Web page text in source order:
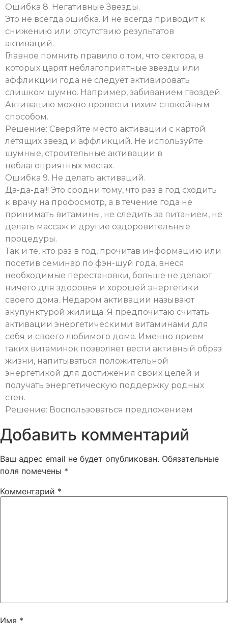
Ошибка 8. Негативные Звезды.
Это не всегда ошибка. И не всегда приводит к
снижению или отсутствию результатов
активаций.
Главное помнить правило о том, что сектора, в
которых царят неблагоприятные звезды или
аффликции года не следует активировать
слишком шумно. Например, забиванием гвоздей.
Активацию можно провести тихим спокойным
способом.
Решение: Сверяйте место активации с картой
летящих звезд и аффликций. Не используйте
шумные, строительные активации в
неблагоприятных местах.
Ошибка 9. Не делать активаций.
Да-да-да!!! Это сродни тому, что раз в год сходить
к врачу на профосмотр, а в течение года не
принимать витамины, не следить за питанием, не
делать массаж и другие оздоровительные
процедуры.
Так и те, кто раз в год, прочитав информацию или
посетив семинар по фэн-шуй года, внеся
необходимые перестановки, больше не делают
ничего для здоровья и хорошей энергетики
своего дома. Недаром активации называют
акупунктурой жилища. Я предпочитаю считать
активации энергетическими витаминами для
себя и своего любимого дома. Именно прием
таких витаминок позволяет вести активный образ
жизни, напитываться положительной
энергетикой для достижения своих целей и
получать энергетическую поддержку родных
стен.
Решение: Воспользоваться предложением
Добавить комментарий
Ваш адрес email не будет опубликован. Обязательные
поля помечены *
Комментарий *
Имя *